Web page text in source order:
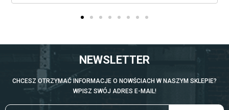
NEWSLETTER
CHCESZ OTRZYMAĆ INFORMACJE O NOWŚCIACH W NASZYM SKLEPIE?
WPISZ SWÓJ ADRES E-MAIL!